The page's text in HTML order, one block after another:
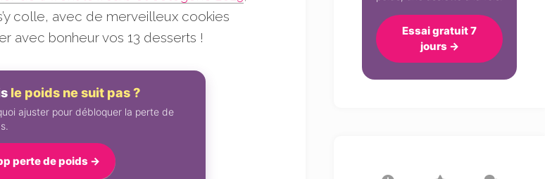
colle, avec de merveilleux cookies
avec bonheur vos 13 desserts !
le poids ne suit pas ?
ajuster pour débloquer la perte de
perte de poids →
Essai gratuit 7
jours →